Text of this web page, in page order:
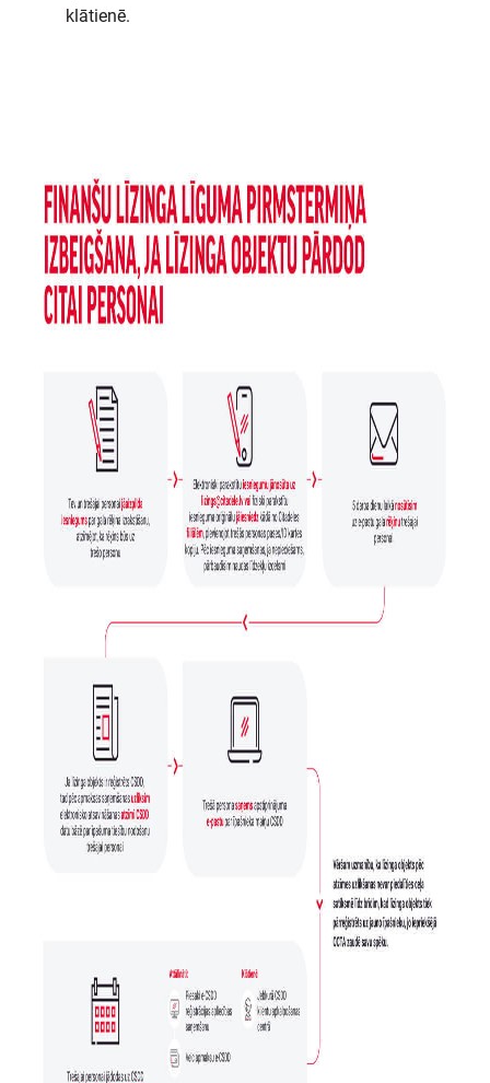
klātienē.